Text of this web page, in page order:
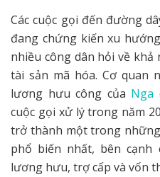
Các cuộc gọi đến đường
đang chứng kiến xu
nhiều công dân hỏi về
tài sản mã hóa. Cơ quan
lương hưu công của Nga
cuộc gọi xử lý trong năm
trở thành một trong
phổ biến nhất, bên
lương hưu, trợ cấp và vốn